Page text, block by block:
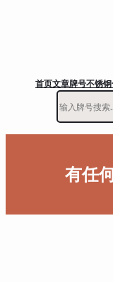
首页文章牌号不锈钢
有任